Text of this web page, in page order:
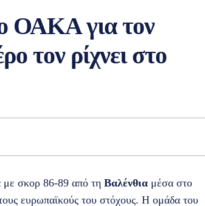
ΟΑΚΑ για τον
τον ρίχνει στο
με σκορ 86-89 από τη Βαλένθια μέσα στο
ευρωπαϊκούς του στόχους. Η ομάδα του